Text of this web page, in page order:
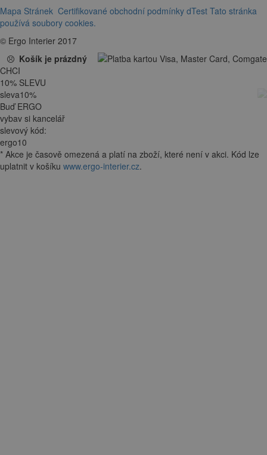
Mapa Stránek Certifikované obchodní podmínky dTest Tato stránka
používá soubory cookies.
© Ergo Interier 2017
Košík je prázdný
CHCI
10% SLEVU
sleva10%
Buď ERGO
vybav si kancelář
slevový kód:
ergo10
* Akce je časově omezená a platí na zboží, které není v akci. Kód lze
uplatnit v košíku www.ergo-interier.cz.